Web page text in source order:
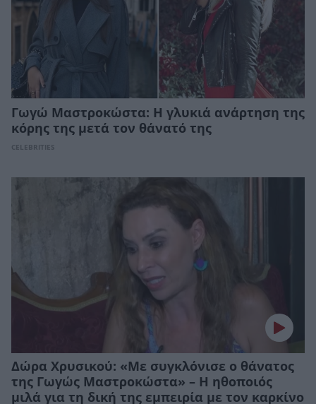
Γωγώ Μαστροκώστα: Η γλυκιά ανάρτηση της
κόρης της μετά τον θάνατό της
CELEBRITIES
Δώρα Χρυσικού: «Με συγκλόνισε ο θάνατος
της Γωγώς Μαστροκώστα» – Η ηθοποιός
μιλά για τη δική της εμπειρία με τον καρκίνο